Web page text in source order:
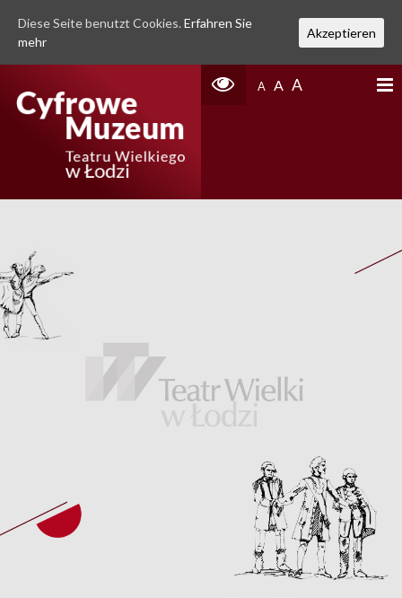
A A A
Diese Seite benutzt Cookies. Erfahren Sie
mehr
Akzeptieren